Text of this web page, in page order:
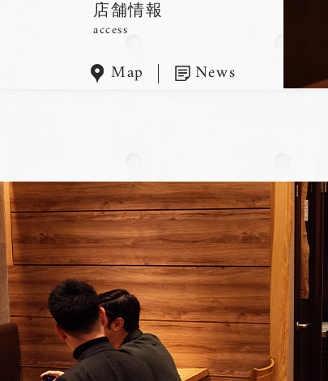
店舗情報
access
Map News